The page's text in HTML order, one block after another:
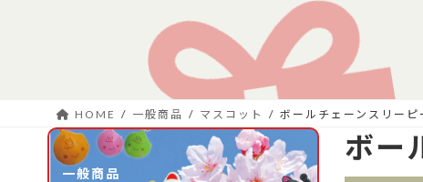
沖縄商品
OEM商品例
HOME 一般商品 マスコット ボールチェーンスリーピ
ボー
一般商品